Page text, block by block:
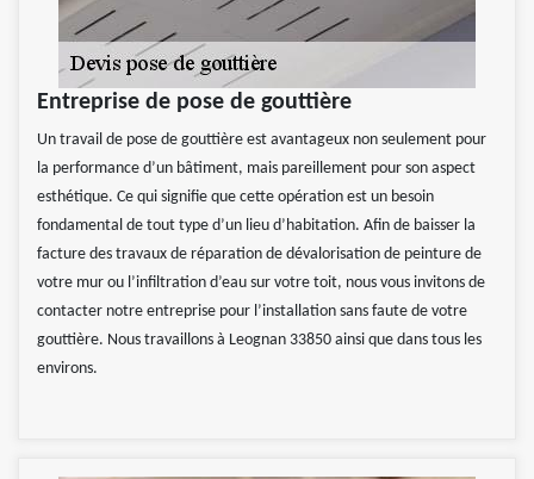
Entreprise de pose de gouttière
Un travail de pose de gouttière est avantageux non seulement pour
la performance d’un bâtiment, mais pareillement pour son aspect
esthétique. Ce qui signifie que cette opération est un besoin
fondamental de tout type d’un lieu d’habitation. Afin de baisser la
facture des travaux de réparation de dévalorisation de peinture de
votre mur ou l’infiltration d’eau sur votre toit, nous vous invitons de
contacter notre entreprise pour l’installation sans faute de votre
gouttière. Nous travaillons à Leognan 33850 ainsi que dans tous les
environs.